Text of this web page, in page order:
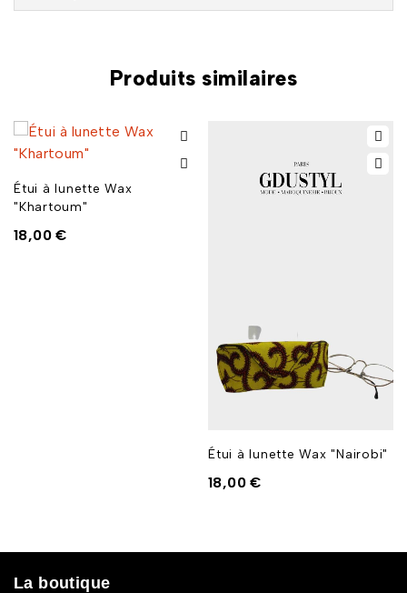
Produits similaires
Étui à lunette Wax
"Khartoum"
18,00€
Étui à lunette Wax "Nairobi"
18,00€
La boutique